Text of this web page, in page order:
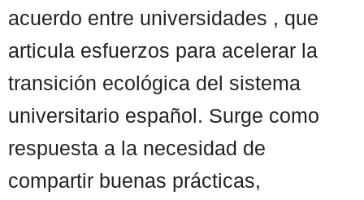
acuerdo entre universidades , que
articula esfuerzos para acelerar la
transición ecológica del sistema
universitario español. Surge como
respuesta a la necesidad de
compartir buenas prácticas,